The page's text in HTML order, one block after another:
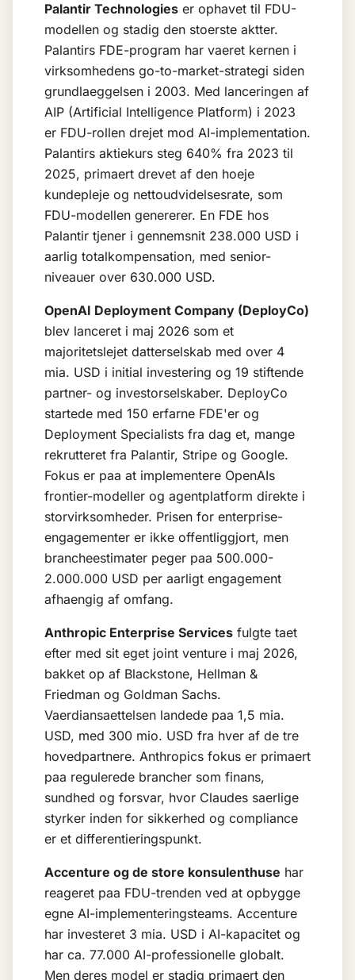
Palantir Technologies er ophavet til FDU-
modellen og stadig den stoerste aktter.
Palantirs FDE-program har vaeret kernen i
virksomhedens go-to-market-strategi siden
grundlaeggelsen i 2003. Med lanceringen af
AIP (Artificial Intelligence Platform) i 2023
er FDU-rollen drejet mod AI-implementation.
Palantirs aktiekurs steg 640% fra 2023 til
2025, primaert drevet af den hoeje
kundepleje og nettoudvidelsesrate, som
FDU-modellen genererer. En FDE hos
Palantir tjener i gennemsnit 238.000 USD i
aarlig totalkompensation, med senior-
niveauer over 630.000 USD.
OpenAI Deployment Company (DeployCo)
blev lanceret i maj 2026 som et
majoritetslejet datterselskab med over 4
mia. USD i initial investering og 19 stiftende
partner- og investorselskaber. DeployCo
startede med 150 erfarne FDE'er og
Deployment Specialists fra dag et, mange
rekrutteret fra Palantir, Stripe og Google.
Fokus er paa at implementere OpenAIs
frontier-modeller og agentplatform direkte i
storvirksomheder. Prisen for enterprise-
engagementer er ikke offentliggjort, men
brancheestimater peger paa 500.000-
2.000.000 USD per aarligt engagement
afhaengig af omfang.
Anthropic Enterprise Services fulgte taet
efter med sit eget joint venture i maj 2026,
bakket op af Blackstone, Hellman &
Friedman og Goldman Sachs.
Vaerdiansaettelsen landede paa 1,5 mia.
USD, med 300 mio. USD fra hver af de tre
hovedpartnere. Anthropics fokus er primaert
paa regulerede brancher som finans,
sundhed og forsvar, hvor Claudes saerlige
styrker inden for sikkerhed og compliance
er et differentieringspunkt.
Accenture og de store konsulenthuse har
reageret paa FDU-trenden ved at opbygge
egne AI-implementeringsteams. Accenture
har investeret 3 mia. USD i AI-kapacitet og
har ca. 77.000 AI-professionelle globalt.
Men deres model er stadig primaert den